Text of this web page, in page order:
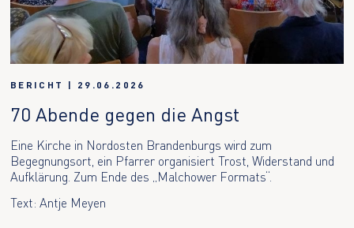
BERICHT | 29.06.2026
70 Abende gegen die Angst
Eine Kirche in Nordosten Brandenburgs wird zum
Begegnungsort, ein Pfarrer organisiert Trost, Widerstand und
Aufklärung. Zum Ende des „Malchower Formats“.
Text: Antje Meyen